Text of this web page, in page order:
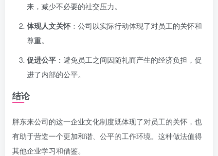
来，减少不必要的社交压力。
体现人文关怀：公司以实际行动体现了对员工的关怀和
尊重。
促进公平 ：避免员工之间因随礼而产生的经济负担，促
进了内部的公平。
结论
胖东来公司的这一企业文化制度既体现了对员工的关怀，也
有助于营造一个更加和谐、公平的工作环境。这种做法值得
其他企业学习和借鉴。